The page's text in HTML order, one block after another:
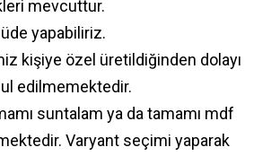
mevcuttur.
yapabiliriz.
kişiye özel üretildiğinden dolayı
edilmemektedir.
suntalam ya da tamamı mdf
Varyant seçimi yaparak